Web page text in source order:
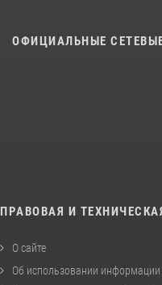
ОФИЦИАЛЬНЫЕ
ПРАВОВАЯ И
О сайте
Об использовании информации